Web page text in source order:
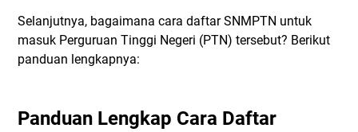
Selanjutnya, bagaimana cara daftar SNMPTN untuk
masuk Perguruan Tinggi Negeri (PTN) tersebut? Berikut
panduan lengkapnya:
Panduan Lengkap Cara Daftar